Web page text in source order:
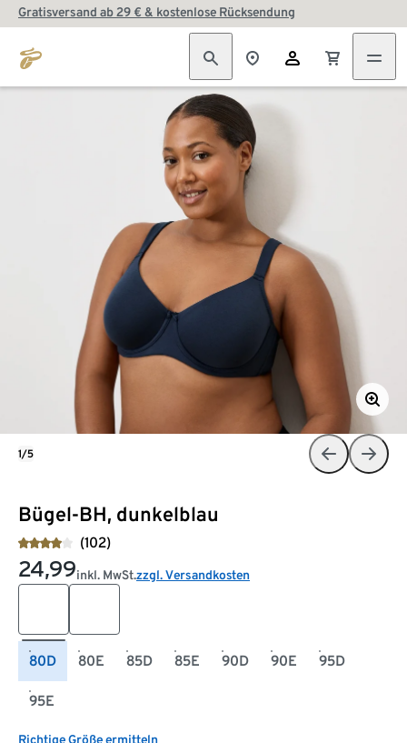
Gratisversand ab 29 € & kostenlose Rücksendung
Bügel-BH, dunkelblau
(102)
24,99inkl. MwSt.zzgl. Versandkosten
80D 80E 85D 85E 90D 90E 95D
95E
Richtige Größe ermitteln
1/5